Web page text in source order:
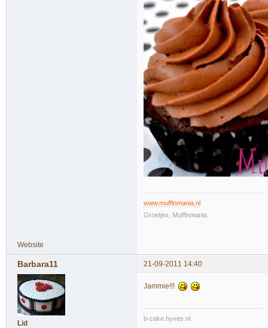
www.muffinmania.nl
Groetjes, Muffinmania.
Website
Barbara11 21-09-2011 14:40
Lid
Jammie!!!
b-cake.hyves.nl